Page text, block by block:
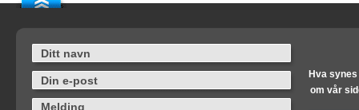
Hva synes
om vår